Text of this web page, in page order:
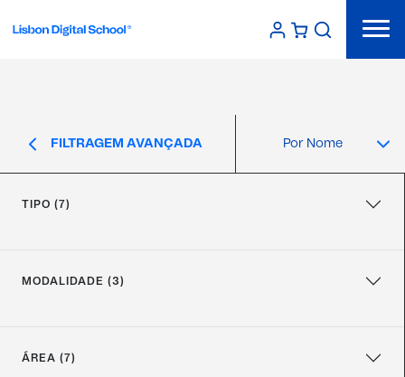
FILTRAGEM AVANÇADA
TIPO (7)
MODALIDADE (3)
ÁREA (7)